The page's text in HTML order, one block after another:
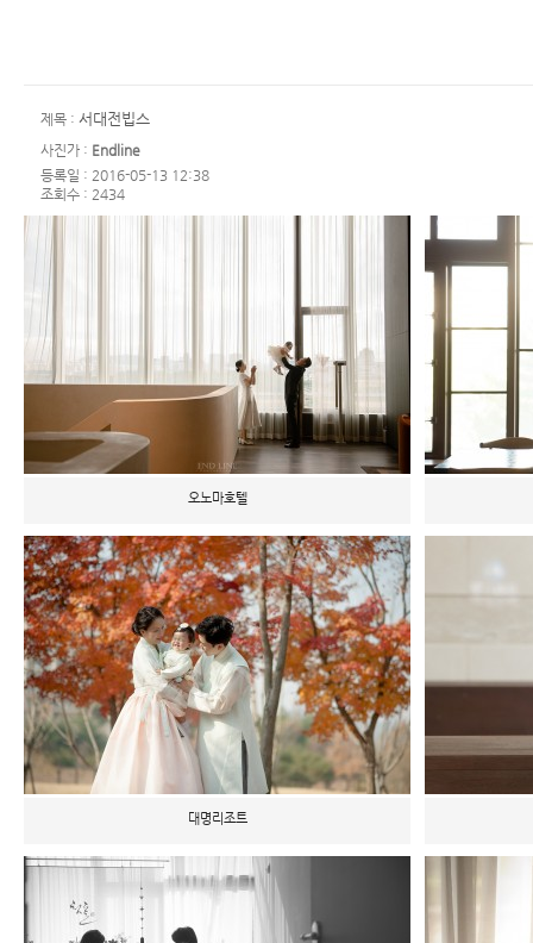
제목 : 서대전빕스
사진가 : Endline
등록일 : 2016-05-13 12:38
조회수 : 2434
오노마호텔
대명리조트